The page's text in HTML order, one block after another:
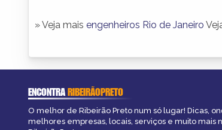
» Veja mais engenheiros Rio de Janeiro
ENCONTRARIBEIRÃOPRETO
O melhor de Ribeirão Preto num só lugar! Dicas,
melhores empresas, locais, serviços e muito mais